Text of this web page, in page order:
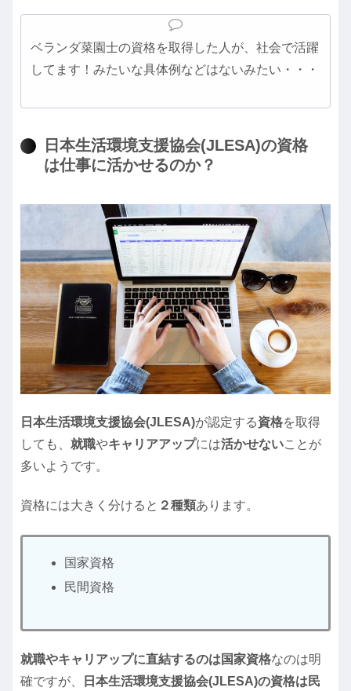
ベランダ菜園士の資格を取得した人が、社会で活躍
してます！みたいな具体例などはないみたい・・・
日本生活環境支援協会(JLESA)の資格
は仕事に活かせるのか？
日本生活環境支援協会(JLESA)が認定する資格を取得
しても、 就職やキャリアアップには活かせないことが
多いようです。
資格には大きく分けると ２種類あります。
国家資格
民間資格
就職やキャリアップに直結するのは国家資格なのは明
確ですが、
日本生活環境支援協会(JLESA)の資格は民